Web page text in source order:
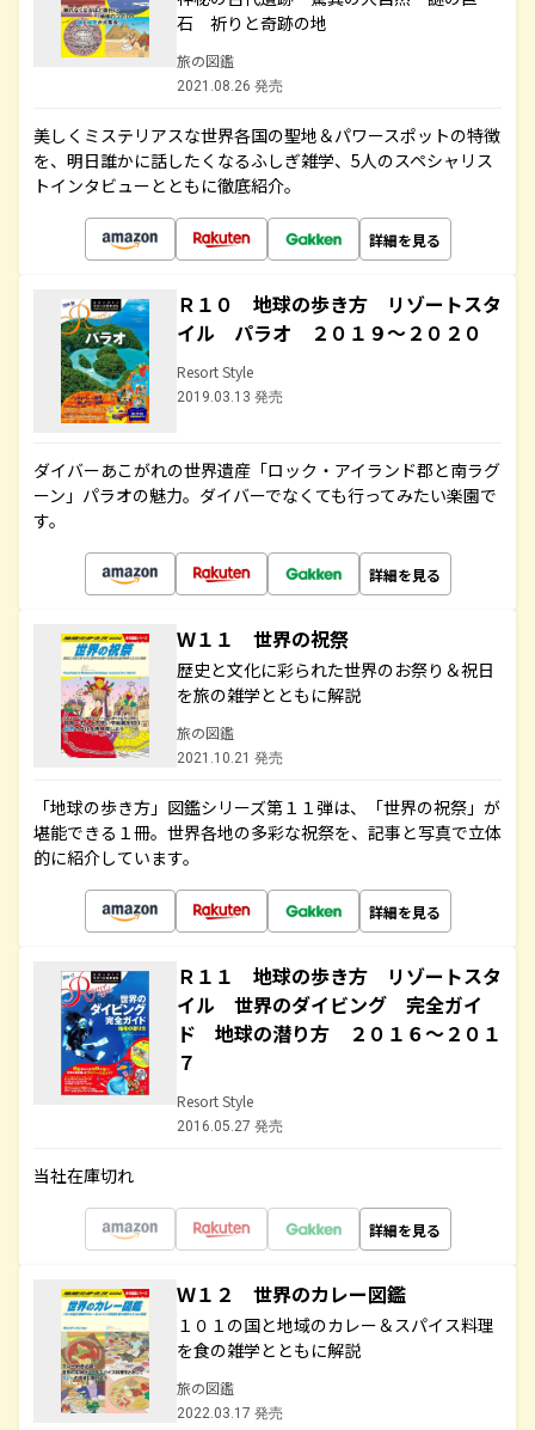
石 祈りと奇跡の地
旅の図鑑
2021.08.26 発売
美しくミステリアスな世界各国の聖地＆パワースポットの特徴
を、明日誰かに話したくなるふしぎ雑学、5人のスペシャリス
トインタビューとともに徹底紹介。
詳細を見る
Ｒ１０ 地球の歩き方 リゾートスタ
イル パラオ ２０１９～２０２０
Resort Style
2019.03.13 発売
ダイバーあこがれの世界遺産「ロック・アイランド郡と南ラグ
ーン」パラオの魅力。ダイバーでなくても行ってみたい楽園で
す。
詳細を見る
Ｗ１１ 世界の祝祭
歴史と文化に彩られた世界のお祭り＆祝日
を旅の雑学とともに解説
旅の図鑑
2021.10.21 発売
「地球の歩き方」図鑑シリーズ第１１弾は、「世界の祝祭」が
堪能できる１冊。世界各地の多彩な祝祭を、記事と写真で立体
的に紹介しています。
詳細を見る
Ｒ１１ 地球の歩き方 リゾートスタ
イル 世界のダイビング 完全ガイ
ド 地球の潜り方 ２０１６～２０１
７
Resort Style
2016.05.27 発売
当社在庫切れ
詳細を見る
Ｗ１２ 世界のカレー図鑑
１０１の国と地域のカレー＆スパイス料理
を食の雑学とともに解説
旅の図鑑
2022.03.17 発売